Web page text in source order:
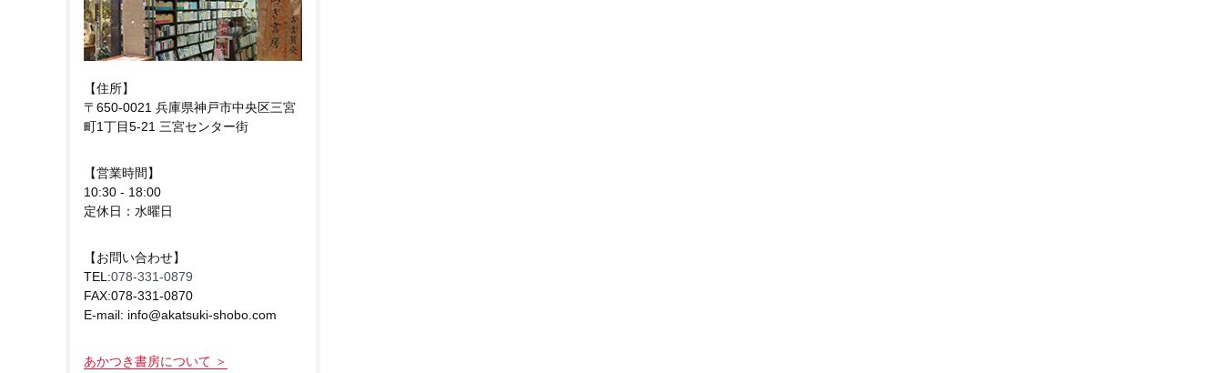
【住所】
〒650-0021 兵庫県神戸市中央区三宮
町1丁目5-21 三宮センター街
【営業時間】
10:30 - 18:00
定休日：水曜日
【お問い合わせ】
TEL:078-331-0879
FAX:078-331-0870
E-mail: info@akatsuki-shobo.com
あかつき書房について ＞